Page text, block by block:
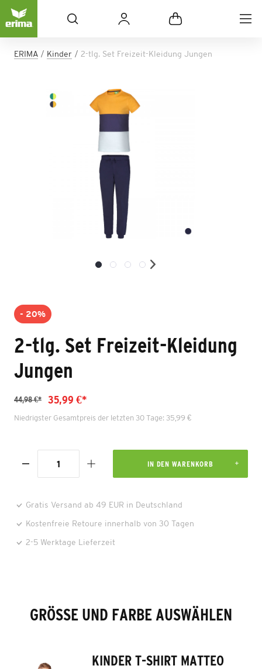
ERIMA Kinder 2-tlg. Set Freizeit-Kleidung Jungen
- 20%
2-tlg. Set Freizeit-Kleidung
Jungen
44,98 €* 35,99 €*
Niedrigster Gesamtpreis der letzten 30 Tage: 35,99 €
IN DEN WARENKORB
Gratis Versand ab 49 EUR in Deutschland
Kostenfreie Retoure innerhalb von 30 Tagen
2-5 Werktage Lieferzeit
GRÖSSE UND FARBE AUSWÄHLEN
KINDER T-SHIRT MATTEO